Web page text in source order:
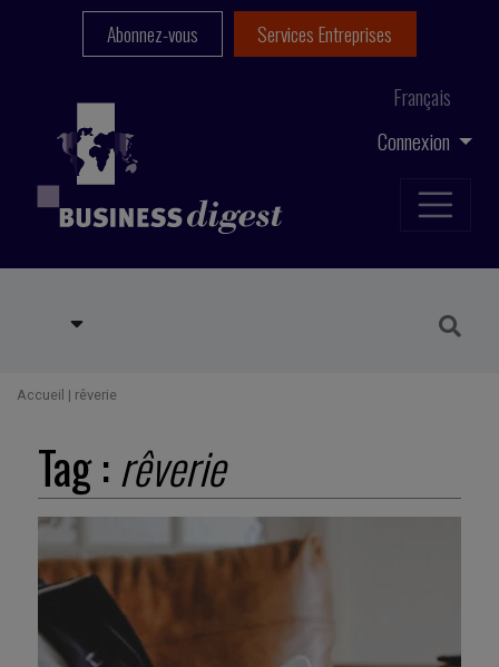
Connexion
Français
Abonnez-vous Services Entreprises
Accueil | rêverie
Tag :rêverie